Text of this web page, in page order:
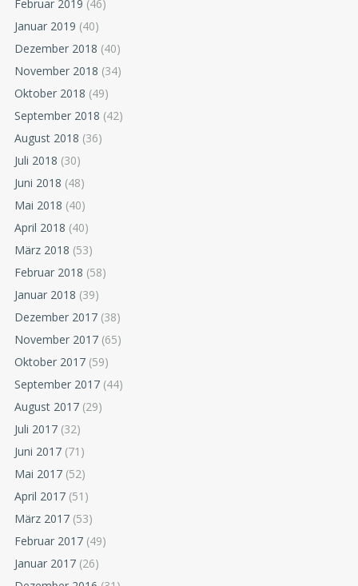
Februar 2019 (46)
Januar 2019 (40)
Dezember 2018 (40)
November 2018 (34)
Oktober 2018 (49)
September 2018 (42)
August 2018 (36)
Juli 2018 (30)
Juni 2018 (48)
Mai 2018 (40)
April 2018 (40)
März 2018 (53)
Februar 2018 (58)
Januar 2018 (39)
Dezember 2017 (38)
November 2017 (65)
Oktober 2017 (59)
September 2017 (44)
August 2017 (29)
Juli 2017 (32)
Juni 2017 (71)
Mai 2017 (52)
April 2017 (51)
März 2017 (53)
Februar 2017 (49)
Januar 2017 (26)